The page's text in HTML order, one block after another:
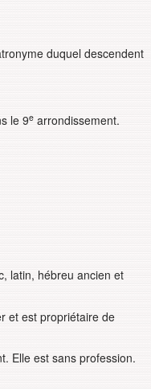
duquel descendent
le 9e arrondissement.
latin, hébreu ancien et
et est propriétaire de
Elle est sans profession.